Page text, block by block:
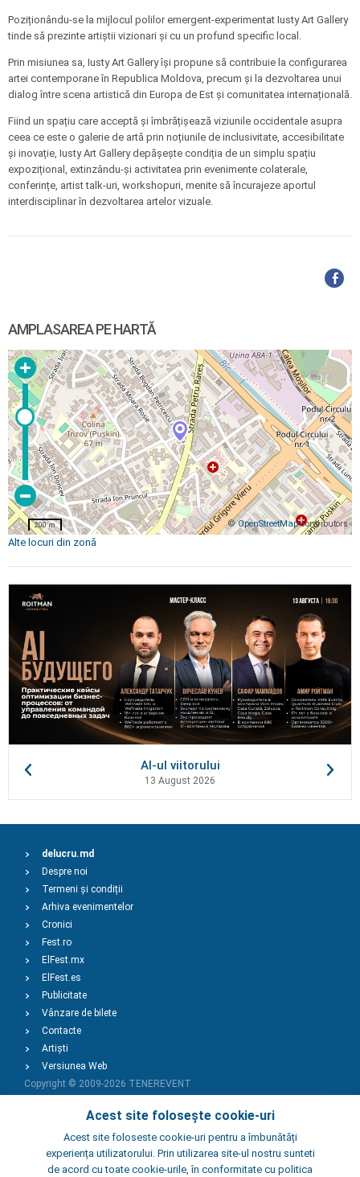
Poziționându-se la mijlocul polilor emergent-experimentat Iusty Art Gallery
tinde să prezinte artiștii vizionari și cu un profund specific local.
Prin misiunea sa, Iusty Art Gallery își propune să contribuie la configurarea
artei contemporane în Republica Moldova, precum și la dezvoltarea unui
dialog între scena artistică din Europa de Est și comunitatea internațională.
Fiind un spațiu care acceptă și îmbrățișează viziunile occidentale asupra
ceea ce este o galerie de artă prin noțiunile de inclusivitate, accesibilitate
și inovație, Iusty Art Gallery depășește condiția de un simplu spațiu
expozițional, extinzându-și activitatea prin evenimente colaterale,
conferințe, artist talk-uri, workshopuri, menite să încurajeze aportul
interdisciplinar în dezvoltarea artelor vizuale.
AMPLASAREA PE HARTĂ
©OpenStreetMapcontributors
200 m
Alte locuri din zonă
AI-ul viitorului
13 August 2026
Acest site folosește cookie-uri
Acest site foloseste cookie-uri pentru a îmbunătăți
experiența utilizatorului. Prin utilizarea site-ul nostru sunteti
de acord cu toate cookie-urile, în conformitate cu politica
delucru.md
Despre noi
Termeni și condiții
Arhiva evenimentelor
Cronici
Fest.ro
ElFest.mx
ElFest.es
Publicitate
Vânzare de bilete
Contacte
Artiști
Versiunea Web
Copyright © 2009-2026 TENEREVENT
Adaugă Eveniment